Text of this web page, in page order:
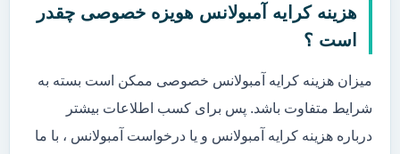
هزینه کرایه آمبولانس هویزه خصوصی چقدر
است ؟
میزان هزینه کرایه آمبولانس خصوصی ممکن است بسته به
شرایط متفاوت باشد. پس برای کسب اطلاعات بیشتر
درباره هزینه کرایه آمبولانس و یا درخواست آمبولانس ، با ما